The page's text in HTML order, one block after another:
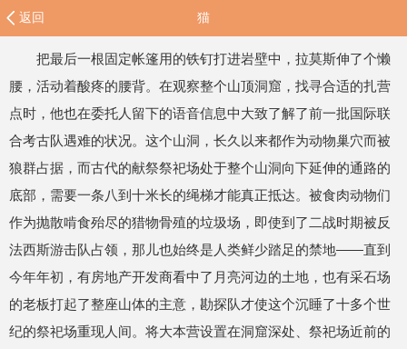
返回 猫
把最后一根固定帐篷用的铁钉打进岩壁中，拉莫斯伸了个懒
腰，活动着酸疼的腰背。在观察整个山顶洞窟，找寻合适的扎营
点时，他也在委托人留下的语音信息中大致了解了前一批国际联
合考古队遇难的状况。这个山洞，长久以来都作为动物巢穴而被
狼群占据，而古代的献祭祭祀场处于整个山洞向下延伸的通路的
底部，需要一条八到十米长的绳梯才能真正抵达。被食肉动物们
作为抛散啃食殆尽的猎物骨殖的垃圾场，即使到了二战时期被反
法西斯游击队占领，那儿也始终是人类鲜少踏足的禁地——直到
今年年初，有房地产开发商看中了月亮河边的土地，也有采石场
的老板打起了整座山体的主意，勘探队才使这个沉睡了十多个世
纪的祭祀场重现人间。将大本营设置在洞窟深处、祭祀场近前的